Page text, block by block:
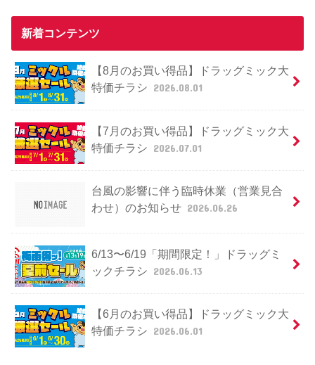
新着コンテンツ
【8月のお買い得品】ドラッグミック大
特価チラシ 2026.08.01
【7月のお買い得品】ドラッグミック大
特価チラシ 2026.07.01
台風の影響に伴う臨時休業（営業見合
わせ）のお知らせ 2026.06.26
6/13〜6/19「期間限定！」ドラッグミ
ックチラシ 2026.06.13
【6月のお買い得品】ドラッグミック大
特価チラシ 2026.06.01